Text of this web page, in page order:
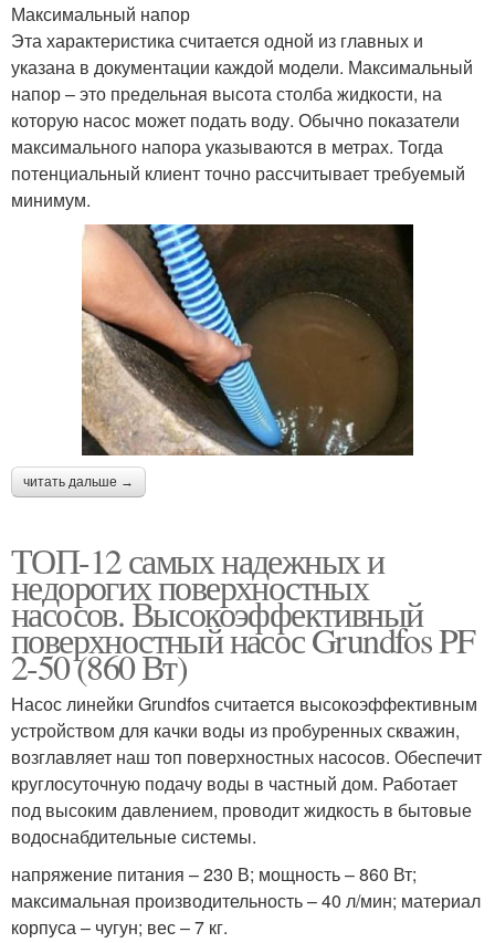
Максимальный напор
Эта характеристика считается одной из главных и
указана в документации каждой модели. Максимальный
напор – это предельная высота столба жидкости, на
которую насос может подать воду. Обычно показатели
максимального напора указываются в метрах. Тогда
потенциальный клиент точно рассчитывает требуемый
минимум.
читать дальше →
ТОП-12 самых надежных и
недорогих поверхностных
насосов. Высокоэффективный
поверхностный насос Grundfos PF
2-50 (860 Вт)
Насос линейки Grundfos считается высокоэффективным
устройством для качки воды из пробуренных скважин,
возглавляет наш топ поверхностных насосов. Обеспечит
круглосуточную подачу воды в частный дом. Работает
под высоким давлением, проводит жидкость в бытовые
водоснабдительные системы.
напряжение питания – 230 В; мощность – 860 Вт;
максимальная производительность – 40 л/мин; материал
корпуса – чугун; вес – 7 кг.